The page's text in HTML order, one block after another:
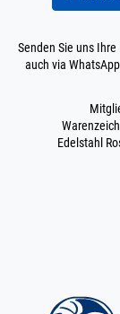
Senden Sie uns
auch via
Edelstahl